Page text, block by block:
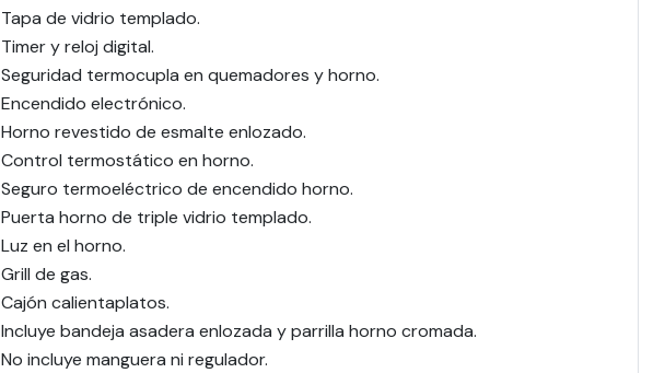
Tapa de vidrio templado.
Timer y reloj digital.
Seguridad termocupla en quemadores y horno.
Encendido electrónico.
Horno revestido de esmalte enlozado.
Control termostático en horno.
Seguro termoeléctrico de encendido horno.
Puerta horno de triple vidrio templado.
Luz en el horno.
Grill de gas.
Cajón calientaplatos.
Incluye bandeja asadera enlozada y parrilla horno cromada.
No incluye manguera ni regulador.